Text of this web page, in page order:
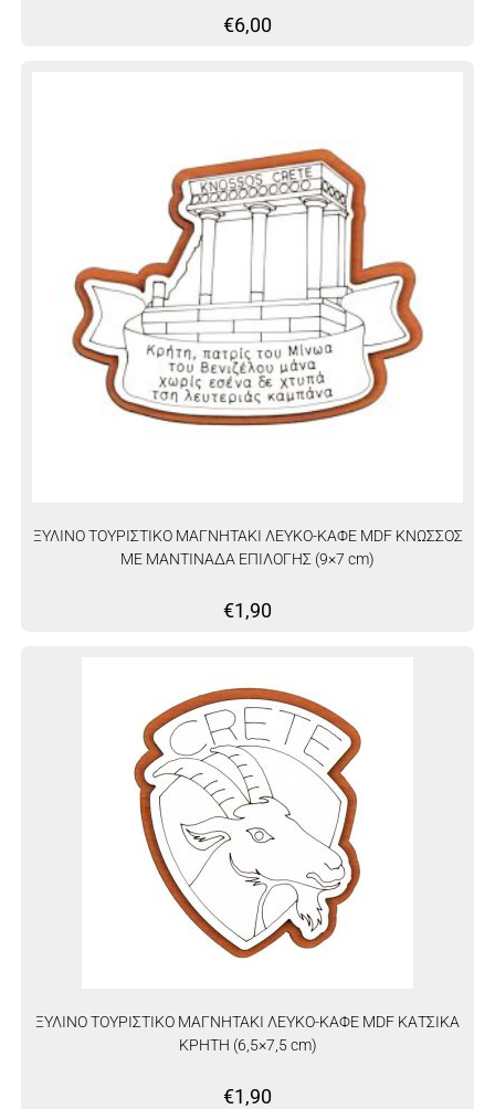
€6,00
ΞΥΛΙΝΟ ΤΟΥΡΙΣΤΙΚΟ ΜΑΓΝΗΤΑΚΙ ΛΕΥΚΟ-ΚΑΦΕ MDF ΚΝΩΣΣΟΣ
ΜΕ ΜΑΝΤΙΝΑΔΑ ΕΠΙΛΟΓΗΣ (9×7 cm)
€1,90
ΞΥΛΙΝΟ ΤΟΥΡΙΣΤΙΚΟ ΜΑΓΝΗΤΑΚΙ ΛΕΥΚΟ-ΚΑΦΕ MDF ΚΑΤΣΙΚΑ
ΚΡΗΤΗ (6,5×7,5 cm)
€1,90